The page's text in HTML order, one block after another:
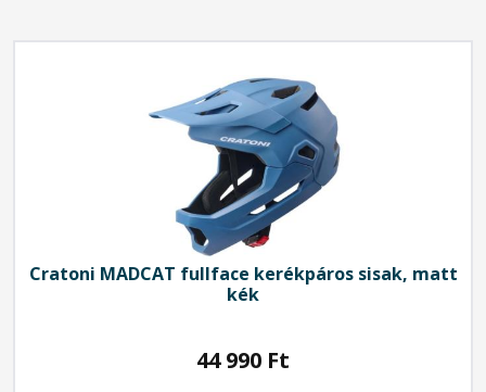
Cratoni MADCAT fullface kerékpáros sisak, matt
kék
44 990 Ft